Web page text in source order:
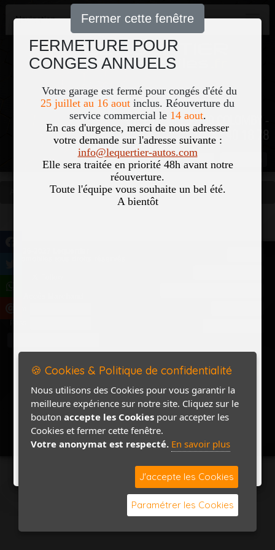
FERMETURE POUR
CONGES ANNUELS
Votre garage est fermé pour congés d'été du
25 juillet au 16 aout inclus. Réouverture du
service commercial le 14 aout.
En cas d'urgence, merci de nous adresser
votre demande sur l'adresse suivante :
info@lequertier-autos.com
Elle sera traitée en priorité 48h avant notre
réouverture.
Toute l'équipe vous souhaite un bel été.
A bientôt
Fermer cette fenêtre
Navigation
51, Le Bourg 50700 COLOMBY -
02 33 40 18 78
Nom Pass
Occasions Vous êtes ici
🍪 Cookies & Politique de confidentialité
Nous utilisons des Cookies pour vous garantir la
meilleure expérience sur notre site. Cliquez sur le
bouton accepte les Cookies pour accepter les
Cookies et fermer cette fenêtre.
Votre anonymat est respecté. En savoir plus
J'accepte les Cookies
Paramétrer les Cookies